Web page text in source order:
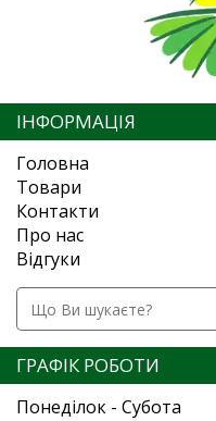
ІНФОРМАЦІЯ
Головна
Товари
Контакти
Про нас
Відгуки
ГРАФІК РОБОТИ
Понеділок - Субота